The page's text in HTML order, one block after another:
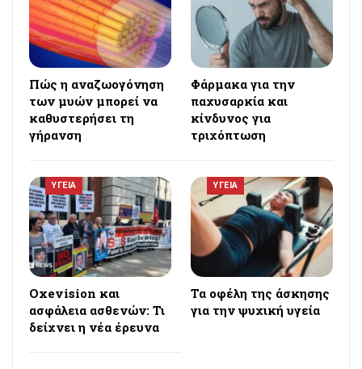
Πώς η αναζωογόνηση
των μυών μπορεί να
καθυστερήσει τη
γήρανση
Φάρμακα για την
παχυσαρκία και
κίνδυνος για
τριχόπτωση
ΥΓΕΙΑ
Oxevision και
ασφάλεια ασθενών: Τι
δείχνει η νέα έρευνα
ΥΓΕΙΑ
Τα οφέλη της άσκησης
για την ψυχική υγεία